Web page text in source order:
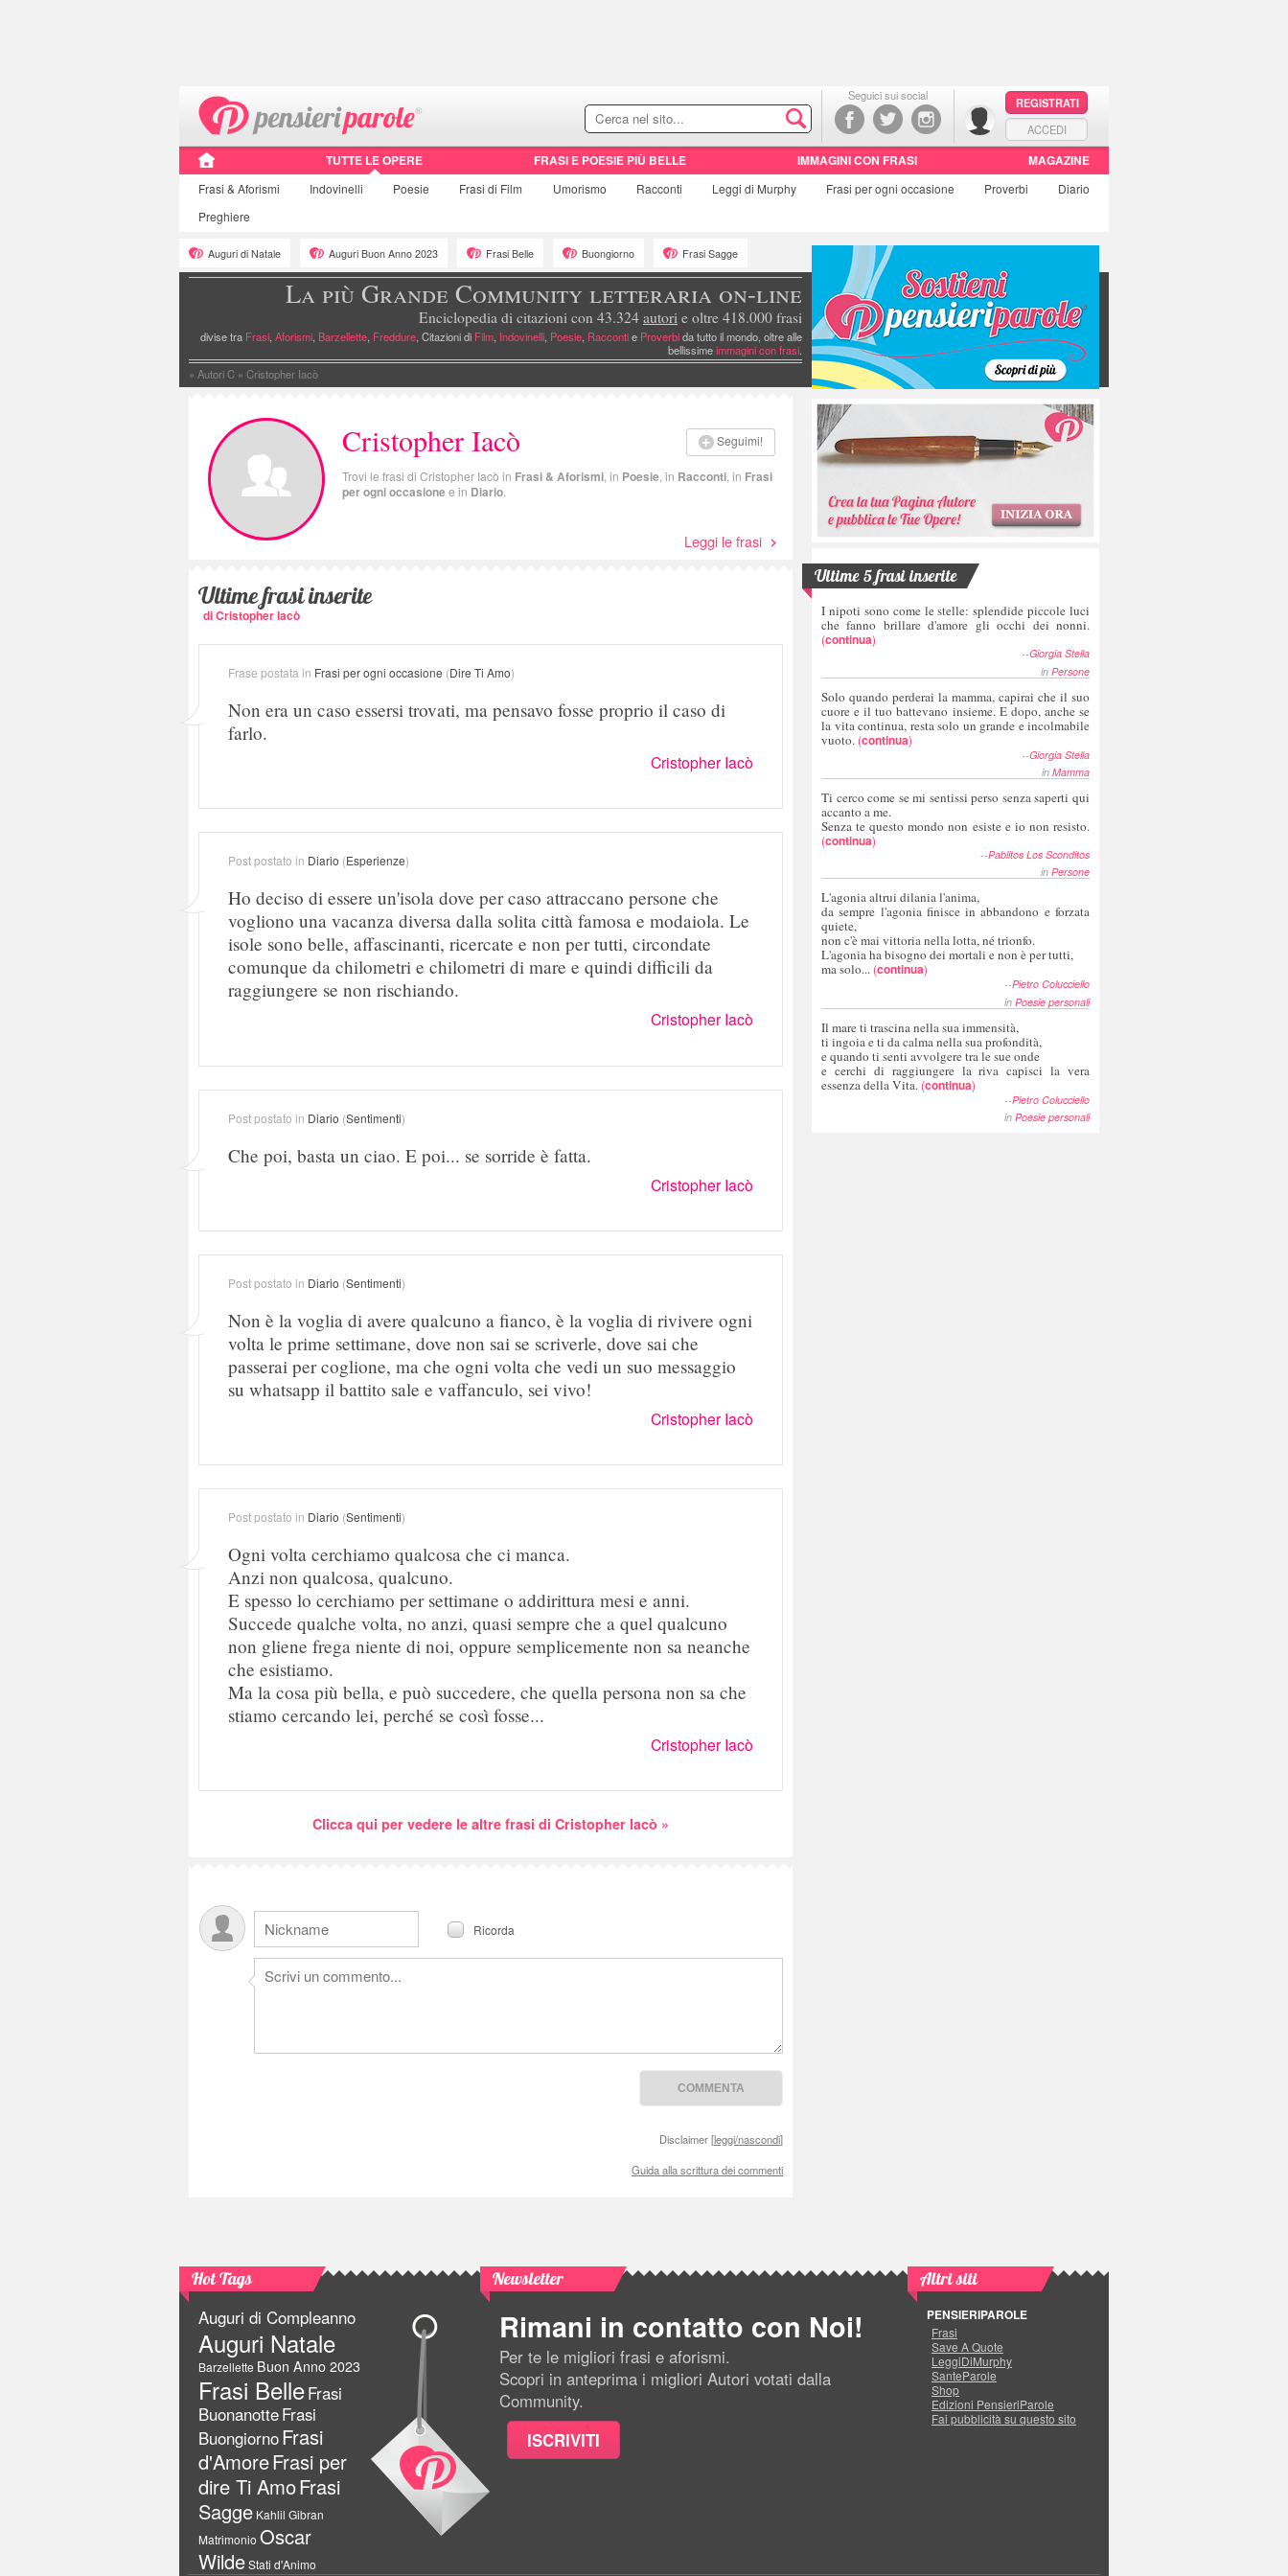
Seguici sui social
REGISTRATI
ACCEDI
TUTTE LE OPERE FRASI E POESIE PIÙ BELLE IMMAGINI CON FRASI MAGAZINE
Frasi & Aforismi Indovinelli Poesie Frasi di Film Umorismo Racconti Leggi di Murphy Frasi per ogni occasione Proverbi
Diario
Preghiere
Auguri di Natale Auguri Buon Anno 2023 Frasi Belle Buongiorno Frasi Sagge
La più Grande Community letteraria on-line
Enciclopedia di citazioni con 43.324 autori e oltre 418.000 frasi
divise tra Frasi, Aforismi, Barzellette, Freddure, Citazioni di Film, Indovinelli, Poesie, Raccontie Proverbida tutto il mondo, oltre alle
bellissimeimmagini con frasi.
» Autori C » Cristopher Iacò
Seguimi!
Cristopher Iacò
Trovi le frasi di Cristopher Iacò in Frasi & Aforismi , in Poesie , in Racconti , in Frasi
per ogni occasionee in Diario
Leggi le frasi
Ultime frasi inserite
di Cristopher Iacò
Frase postata in Frasi per ogni occasione (Dire Ti Amo)
Non era un caso essersi trovati, ma pensavo fosse proprio il caso di
farlo.
Cristopher Iacò
Post postato in Diario (Esperienze)
Ho deciso di essere un'isola dove per caso attraccano persone che
vogliono una vacanza diversa dalla solita città famosa e modaiola. Le
isole sono belle, affascinanti, ricercate e non per tutti, circondate
comunque da chilometri e chilometri di mare e quindi difficili da
raggiungere se non rischiando.
Cristopher Iacò
Post postato in Diario (Sentimenti)
Che poi, basta un ciao. E poi... se sorride è fatta.
Cristopher Iacò
Post postato in Diario (Sentimenti)
Non è la voglia di avere qualcuno a fianco, è la voglia di rivivere ogni
volta le prime settimane, dove non sai se scriverle, dove sai che
passerai per coglione, ma che ogni volta che vedi un suo messaggio
su whatsapp il battito sale e vaffanculo, sei vivo!
Cristopher Iacò
Post postato in Diario (Sentimenti)
Ogni volta cerchiamo qualcosa che ci manca.
Anzi non qualcosa, qualcuno.
E spesso lo cerchiamo per settimane o addirittura mesi e anni.
Succede qualche volta, no anzi, quasi sempre che a quel qualcuno
non gliene frega niente di noi, oppure semplicemente non sa neanche
che esistiamo.
Ma la cosa più bella, e può succedere, che quella persona non sa che
stiamo cercando lei, perché se così fosse...
Cristopher Iacò
Clicca qui per vedere le altre frasi di Cristopher Iacò »
Ricorda
Disclaimer [leggi/nascondi]
Guida alla scrittura dei commenti
Ultime 5 frasi inserite
I nipoti sono come le stelle: splendide piccole luci
che fanno brillare d'amore gli occhi dei nonni.
(continua)
--Giorgia Stella
in Persone
Solo quando perderai la mamma, capirai che il suo
cuore e il tuo battevano insieme. E dopo, anche se
la vita continua, resta solo un grande e incolmabile
vuoto. (continua)
--Giorgia Stella
in Mamma
Ti cerco come se mi sentissi perso senza saperti qui
accanto a me.
Senza te questo mondo non esiste e io non resisto.
(continua)
--Pablitos Los Sconditos
in Persone
L'agonia altrui dilania l'anima,
da sempre l'agonia finisce in abbandono e forzata
quiete,
non c'è mai vittoria nella lotta, né trionfo.
L'agonia ha bisogno dei mortali e non è per tutti,
ma solo... (continua)
--Pietro Colucciello
in Poesie personali
Il mare ti trascina nella sua immensità,
ti ingoia e ti da calma nella sua profondità,
e quando ti senti avvolgere tra le sue onde
e cerchi di raggiungere la riva capisci la vera
essenza della Vita. (continua)
--Pietro Colucciello
in Poesie personali
Hot Tags
Auguri di Compleanno
Auguri Natale
Barzellette Buon Anno 2023
Frasi BelleFrasi
BuonanotteFrasi
BuongiornoFrasi
d'AmoreFrasi per
dire Ti AmoFrasi
Sagge Kahlil Gibran
Matrimonio Oscar
WildeStati d'Animo
Newsletter
Rimani in contatto con Noi!
Per te le migliori frasi e aforismi.
Scopri in anteprima i migliori Autori votati dalla
Community.
ISCRIVITI
Altri siti
PENSIERIPAROLE
Frasi
Save A Quote
LeggiDiMurphy
SanteParole
Shop
Edizioni PensieriParole
Fai pubblicità su questo sito